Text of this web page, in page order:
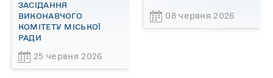
ЗАСІДАННЯ
ВИКОНАВЧОГО
КОМІТЕТУ МІСЬКОЇ
РАДИ
25 червня 2026
08 червня 2026